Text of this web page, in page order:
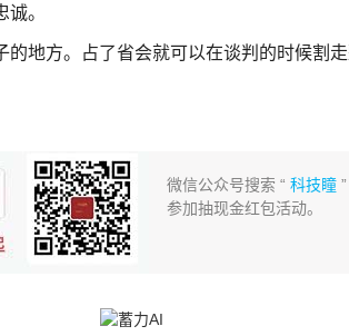
。
地方。占了省会就可以在谈判的时候割
微信公众号搜索 “科技瞳 ”
参加抽现金红包活动。